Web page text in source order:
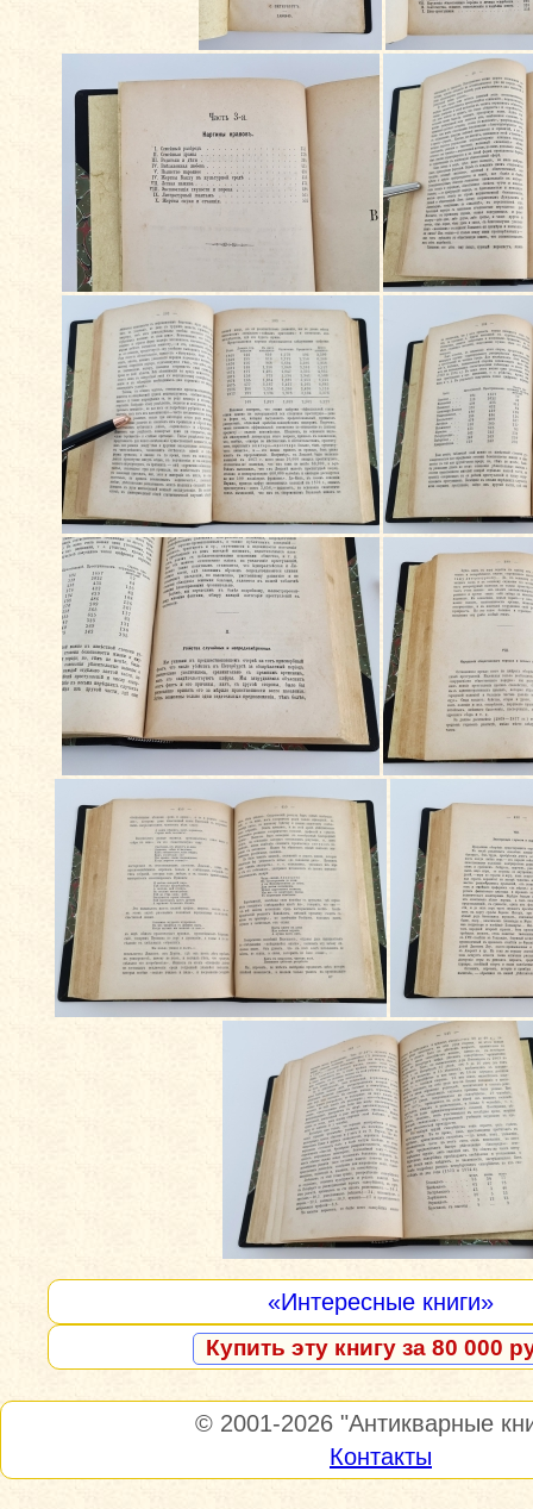
«Интересные книги»
Купить эту книгу за 80 000
© 2001-2026 "Антикварные
Контакты